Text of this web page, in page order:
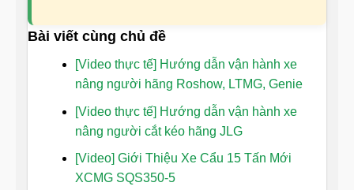
Bài viết cùng chủ đề
[Video thực tế] Hướng dẫn vận hành xe
nâng người hãng Roshow, LTMG, Genie
[Video thực tế] Hướng dẫn vận hành xe
nâng người cắt kéo hãng JLG
[Video] Giới Thiệu Xe Cẩu 15 Tấn Mới
XCMG SQS350-5